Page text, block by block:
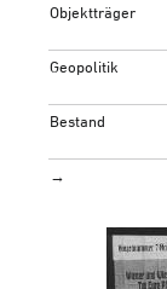
Objektträger
Geopolitik
Bestand
→